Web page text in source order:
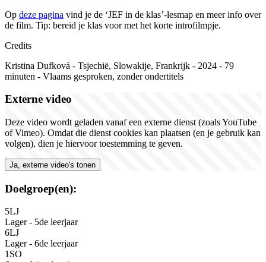
Op deze pagina vind je de ‘JEF in de klas’-lesmap en meer info over
de film. Tip: bereid je klas voor met het korte introfilmpje.
Credits
Kristina Dufková - Tsjechië, Slowakije, Frankrijk - 2024 - 79
minuten - Vlaams gesproken, zonderondertitels
Externe video
Deze video wordt geladen vanaf een externe dienst (zoals YouTube
of Vimeo). Omdat die dienst cookies kan plaatsen (en je gebruik kan
volgen), dien je hiervoor toestemming te geven.
Ja, externe video's tonen
Doelgroep(en):
5LJ
Lager - 5de leerjaar
6LJ
Lager - 6de leerjaar
1SO